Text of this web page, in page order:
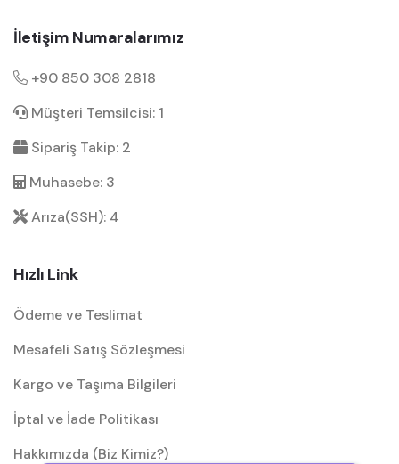
İletişim Numaralarımız
+90 850 308 2818
Müşteri Temsilcisi: 1
Sipariş Takip: 2
Muhasebe: 3
Arıza(SSH): 4
Hızlı Link
Ödeme ve Teslimat
Mesafeli Satış Sözleşmesi
Kargo ve Taşıma Bilgileri
İptal ve İade Politikası
Hakkımızda (Biz Kimiz?)